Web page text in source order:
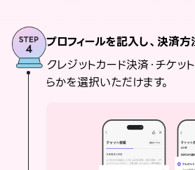
プロフィールを記入し、決済
クレジットカード決済・チケッ
らかを選択いただけます。